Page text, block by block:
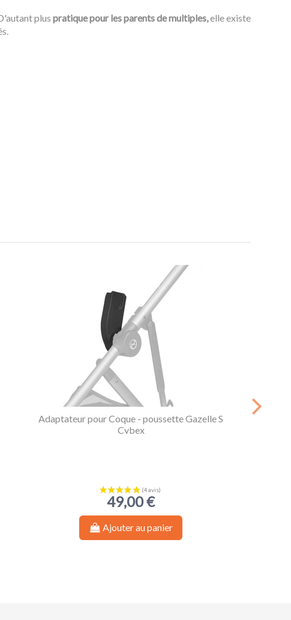
plus pratique pour les parents de multiples,elle existe
Adaptateur pour Coque - poussette Gazelle S
Cybex
49,00 €
Ajouter au panier